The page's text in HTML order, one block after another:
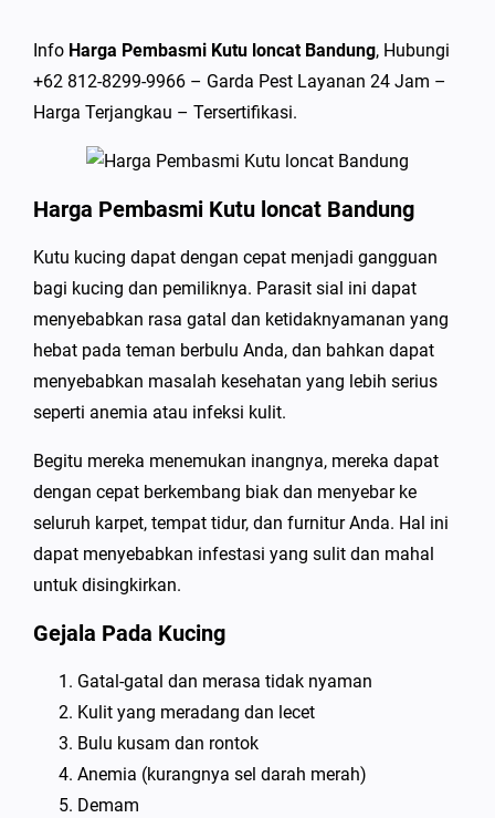
Info Harga Pembasmi Kutu loncat Bandung, Hubungi
+62 812-8299-9966 – Garda Pest Layanan 24 Jam –
Harga Terjangkau – Tersertifikasi.
Harga Pembasmi Kutu loncat Bandung
Kutu kucing dapat dengan cepat menjadi gangguan
bagi kucing dan pemiliknya. Parasit sial ini dapat
menyebabkan rasa gatal dan ketidaknyamanan yang
hebat pada teman berbulu Anda, dan bahkan dapat
menyebabkan masalah kesehatan yang lebih serius
seperti anemia atau infeksi kulit.
Begitu mereka menemukan inangnya, mereka dapat
dengan cepat berkembang biak dan menyebar ke
seluruh karpet, tempat tidur, dan furnitur Anda. Hal ini
dapat menyebabkan infestasi yang sulit dan mahal
untuk disingkirkan.
Gejala Pada Kucing
Gatal-gatal dan merasa tidak nyaman
Kulit yang meradang dan lecet
Bulu kusam dan rontok
Anemia (kurangnya sel darah merah)
Demam